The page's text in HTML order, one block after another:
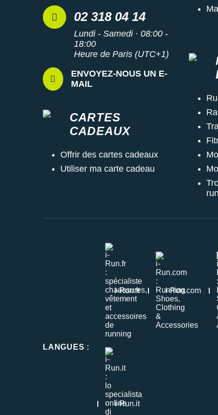
02 318 04 14
Lundi - Samedi · 08:00 -
18:00
Heure de Paris (UTC+1)
ENVOYEZ-NOUS UN E-
MAIL
CARTES
CADEAUX
Offrir des cartes cadeaux
Utiliser ma carte cadeau
LANGUES :
i-Run.fr i-Run.com
i-Run.it